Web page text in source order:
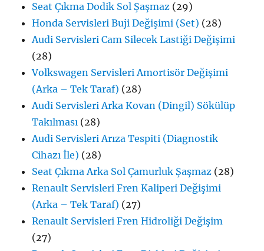
Seat Çıkma Dodik Sol Şaşmaz (29)
Honda Servisleri Buji Değişimi (Set) (28)
Audi Servisleri Cam Silecek Lastiği Değişimi
(28)
Volkswagen Servisleri Amortisör Değişimi
(Arka – Tek Taraf) (28)
Audi Servisleri Arka Kovan (Dingil) Sökülüp
Takılması (28)
Audi Servisleri Arıza Tespiti (Diagnostik
Cihazı İle) (28)
Seat Çıkma Arka Sol Çamurluk Şaşmaz (28)
Renault Servisleri Fren Kaliperi Değişimi
(Arka – Tek Taraf) (27)
Renault Servisleri Fren Hidroliği Değişim
(27)